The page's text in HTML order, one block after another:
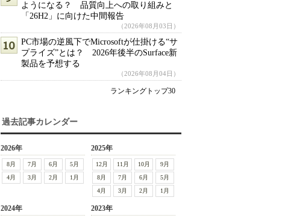
ようになる？ 品質向上への取り組みと
「26H2」に向けた中間報告
（2026年08月03日）
PC市場の逆風下でMicrosoftが仕掛ける“サ
プライズ”とは？ 2026年後半のSurface新
製品を予想する
（2026年08月04日）
ランキングトップ30
過去記事カレンダー
2026年
8月 7月 6月
5月
4月
3月 2月 1月
2025年
12月 11月 10月
9月
8月
7月 6月
5月
4月
3月 2月 1月
2024年 2023年